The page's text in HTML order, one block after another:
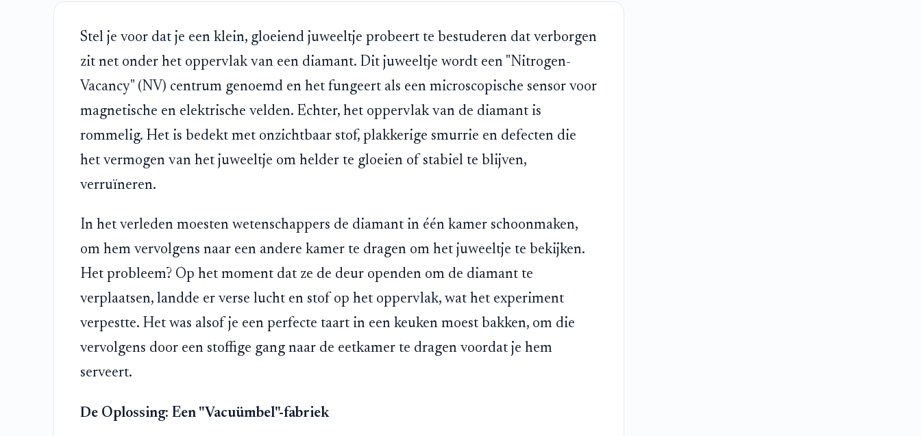
Stel je voor dat je een klein, gloeiend juweeltje probeert te bestuderen dat verborgen
zit net onder het oppervlak van een diamant. Dit juweeltje wordt een "Nitrogen-
Vacancy" (NV) centrum genoemd en het fungeert als een microscopische sensor voor
magnetische en elektrische velden. Echter, het oppervlak van de diamant is
rommelig. Het is bedekt met onzichtbaar stof, plakkerige smurrie en defecten die
het vermogen van het juweeltje om helder te gloeien of stabiel te blijven,
verruïneren.
In het verleden moesten wetenschappers de diamant in één kamer schoonmaken,
om hem vervolgens naar een andere kamer te dragen om het juweeltje te bekijken.
Het probleem? Op het moment dat ze de deur openden om de diamant te
verplaatsen, landde er verse lucht en stof op het oppervlak, wat het experiment
verpestte. Het was alsof je een perfecte taart in een keuken moest bakken, om die
vervolgens door een stoffige gang naar de eetkamer te dragen voordat je hem
serveert.
De Oplossing: Een "Vacuümbel"-fabriek